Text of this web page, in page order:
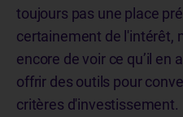
toujours pas une place
certainement de l'intérêt,
encore de voir ce qu’il en
offrir des outils pour
critères